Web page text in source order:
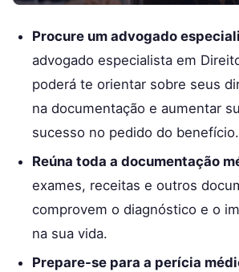
Procure um advogado
advogado especialista em
poderá te orientar sobre seus
na documentação e aumentar
sucesso no pedido do benefício.
Reúna toda a documentação
exames, receitas e outros
comprovem o diagnóstico e o
na sua vida.
Prepare-se para a perícia